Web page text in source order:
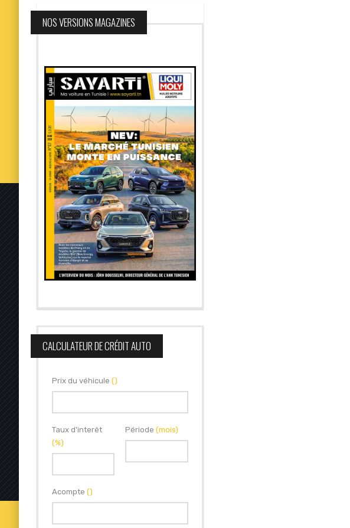
NOS VERSIONS MAGAZINES
CALCULATEUR DE CRÉDIT AUTO
Prix du véhicule ()
Taux d'interêt
(%)
Période(mois)
Acompte ()